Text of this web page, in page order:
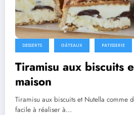
DESSERTS GÂTEAUX PATISSERIE
Tiramisu aux biscuits
maison
Tiramisu aux biscuits et Nutella comme
facile à réaliser à…